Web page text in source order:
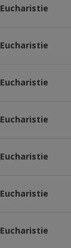
Eucharistie
Eucharistie
Eucharistie
Eucharistie
Eucharistie
Eucharistie
Eucharistie